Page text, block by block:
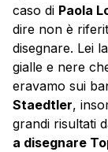
caso di Paola
dire non è
disegnare. Lei
gialle e nere
eravamo sui
Staedtler,
grandi risultati
a disegnare